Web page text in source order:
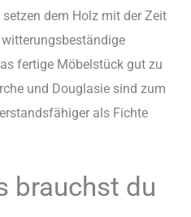
dem Holz mit der Zeit
fertige Möbelstück gut zu
und Douglasie sind zum
als Fichte
brauchst du